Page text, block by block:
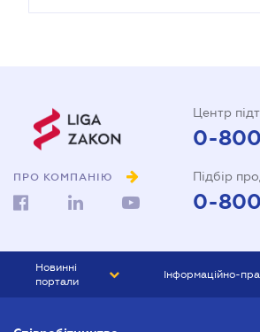
ПРО КОМПАНІЮ
Центр
0-
Підбір
0-
Новинні
портали
Інформаційно-